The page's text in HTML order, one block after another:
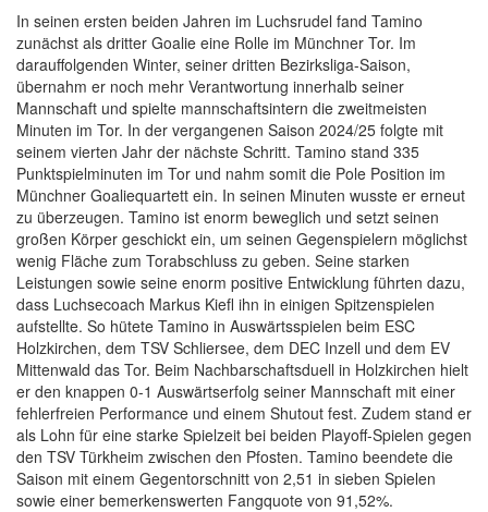
In seinen ersten beiden Jahren im Luchsrudel fand Tamino
zunächst als dritter Goalie eine Rolle im Münchner Tor. Im
darauffolgenden Winter, seiner dritten Bezirksliga-Saison,
übernahm er noch mehr Verantwortung innerhalb seiner
Mannschaft und spielte mannschaftsintern die zweitmeisten
Minuten im Tor. In der vergangenen Saison 2024/25 folgte mit
seinem vierten Jahr der nächste Schritt. Tamino stand 335
Punktspielminuten im Tor und nahm somit die Pole Position im
Münchner Goaliequartett ein. In seinen Minuten wusste er erneut
zu überzeugen. Tamino ist enorm beweglich und setzt seinen
großen Körper geschickt ein, um seinen Gegenspielern möglichst
wenig Fläche zum Torabschluss zu geben. Seine starken
Leistungen sowie seine enorm positive Entwicklung führten dazu,
dass Luchsecoach Markus Kiefl ihn in einigen Spitzenspielen
aufstellte. So hütete Tamino in Auswärtsspielen beim ESC
Holzkirchen, dem TSV Schliersee, dem DEC Inzell und dem EV
Mittenwald das Tor. Beim Nachbarschaftsduell in Holzkirchen hielt
er den knappen 0-1 Auswärtserfolg seiner Mannschaft mit einer
fehlerfreien Performance und einem Shutout fest. Zudem stand er
als Lohn für eine starke Spielzeit bei beiden Playoff-Spielen gegen
den TSV Türkheim zwischen den Pfosten. Tamino beendete die
Saison mit einem Gegentorschnitt von 2,51 in sieben Spielen
sowie einer bemerkenswerten Fangquote von 91,52%.